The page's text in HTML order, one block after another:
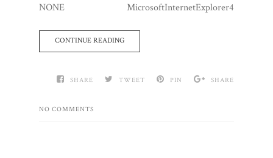
NONE MicrosoftInternetExplorer4
CONTINUE READING
SHARE TWEET PIN SHARE
NO COMMENTS